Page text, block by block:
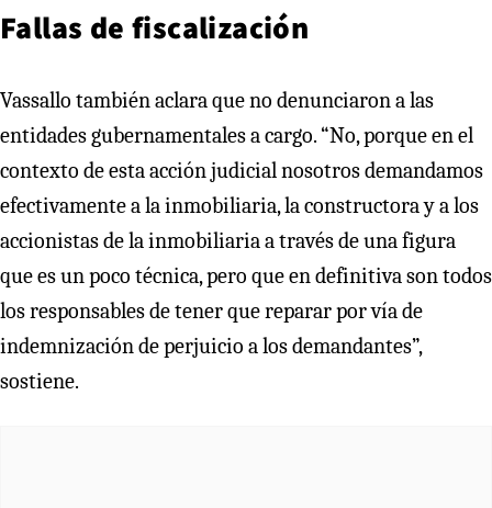
Fallas de fiscalización
Vassallo también aclara que no denunciaron a las
entidades gubernamentales a cargo. “No, porque en el
contexto de esta acción judicial nosotros demandamos
efectivamente a la inmobiliaria, la constructora y a los
accionistas de la inmobiliaria a través de una figura
que es un poco técnica, pero que en definitiva son todos
los responsables de tener que reparar por vía de
indemnización de perjuicio a los demandantes”,
sostiene.